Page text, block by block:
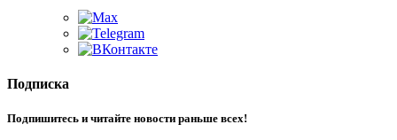
Подписка
Подпишитесь и читайте новости раньше всех!